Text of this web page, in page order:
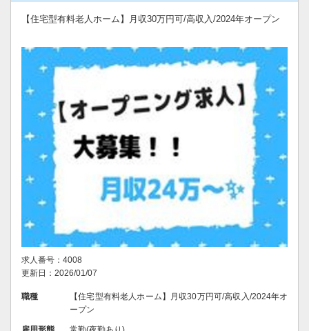
【住宅型有料老人ホーム】月収30万円可/高収入/2024年オープン
求人番号：4008
更新日：2026/01/07
職種
【住宅型有料老人ホーム】月収30万円可/高収入/2024年オ
ープン